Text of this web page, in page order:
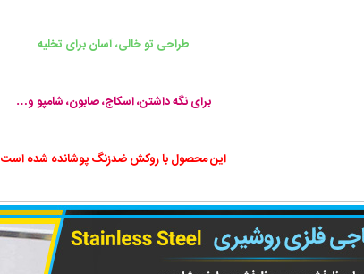
طراحی تو خالی، آسان برای تخلیه
برای نگه داشتن، اسکاج، صابون، شامپو و…
این محصول با روکش ضدزنگ پوشانده شده است